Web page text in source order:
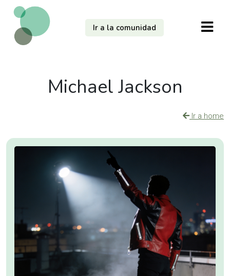
Ir a la comunidad
Michael Jackson
Ir a home